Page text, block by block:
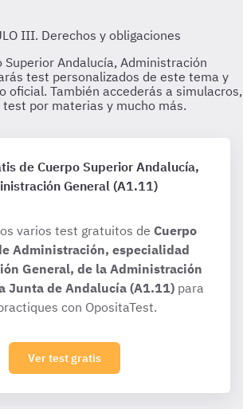
de Cuerpo Superior Andalucía,
General (A1.11)
varios test gratuitos de Cuerpo
Administración, especialidad
General, de la Administración
Junta de Andalucía (A1.11) para
con OpositaTest.
Ver test gratis